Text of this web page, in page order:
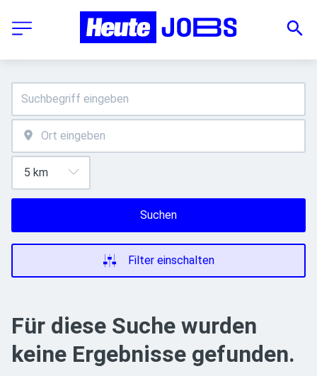
Suchen
Filter einschalten
Für diese Suche wurden
keine Ergebnisse gefunden.